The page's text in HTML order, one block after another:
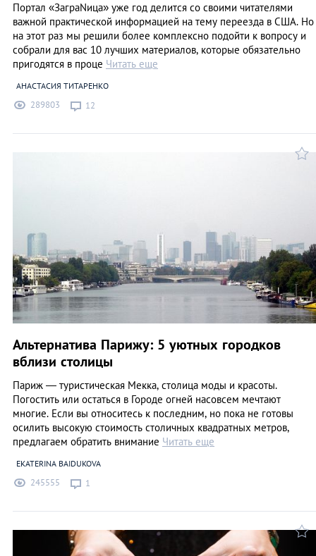
Портал «ЗаграNица» уже год делится со своими читателями
важной практической информацией на тему переезда в США. Но
на этот раз мы решили более комплексно подойти к вопросу и
собрали для вас 10 лучших материалов, которые обязательно
пригодятся в проце Читать еще
АНАСТАСИЯ ТИТАРЕНКО
289803 12
Альтернатива Парижу: 5 уютных городков
вблизи столицы
Париж — туристическая Мекка, столица моды и красоты.
Погостить или остаться в Городе огней насовсем мечтают
многие. Если вы относитесь к последним, но пока не готовы
осилить высокую стоимость столичных квадратных метров,
предлагаем обратить внимание Читать еще
EKATERINA BAIDUKOVA
245555 1